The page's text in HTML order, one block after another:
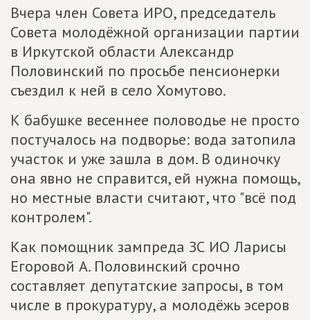
Вчера член Совета ИРО, председатель
Совета молодёжной организации партии
в Иркутской области Александр
Половинский по просьбе пенсионерки
съездил к ней в село Хомутово.
К бабушке весеннее половодье не просто
постучалось на подворье: вода затопила
участок и уже зашла в дом. В одиночку
она явно не справится, ей нужна помощь,
но местные власти считают, что "всё под
контролем".
Как помощник зампреда ЗС ИО Ларисы
Егоровой А. Половинский срочно
составляет депутатские запросы, в том
числе в прокуратуру, а молодёжь эсеров